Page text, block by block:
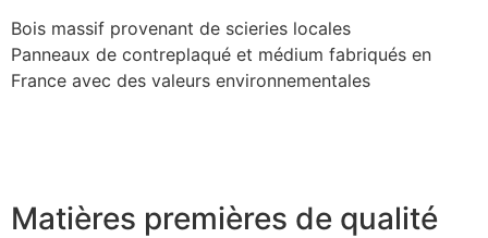
Bois massif provenant de scieries locales
Panneaux de contreplaqué et médium fabriqués en
France avec des valeurs environnementales
Matières premières de qualité